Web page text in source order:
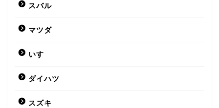
スバル
マツダ
いすゞ
ダイハツ
スズキ